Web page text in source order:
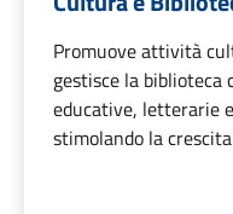
Promuove attività
gestisce la biblioteca
educative, letterarie
stimolando la